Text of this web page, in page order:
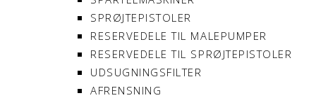
SPRØJTEPISTOLER
RESERVEDELE TIL MALEPUMPER
RESERVEDELE TIL SPRØJTEPISTOLER
UDSUGNINGSFILTER
AFRENSNING